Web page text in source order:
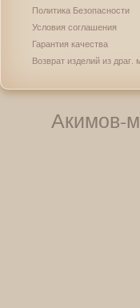
Политика Безопасности
Условия соглашения
Гарантия качества
Возврат изделий из драг.
Акимов-